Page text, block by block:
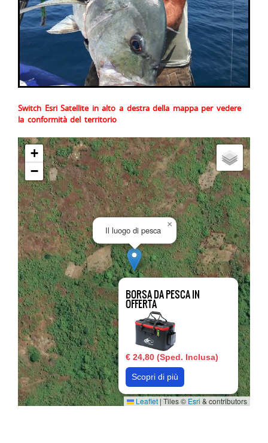
Switch Esri Satellite in alto a destra della mappa per vedere
la conformità del territorio
BORSA DA PESCA IN
OFFERTA
€ 24,80 (Sped. Inclusa)
Scopri di più
Il luogo di pesca
×
+
−
Leaflet | Tiles © Esri & contributors